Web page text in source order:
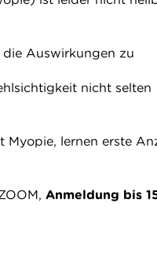
Auswirkungen zu
nicht selten
Myopie, lernen erste
Anmeldung bis